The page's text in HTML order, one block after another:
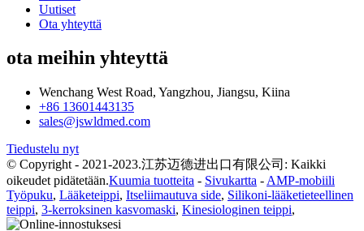
Uutiset
Ota yhteyttä
ota meihin yhteyttä
Wenchang West Road, Yangzhou, Jiangsu, Kiina
+86 13601443135
sales@jswldmed.com
Tiedustelu nyt
© Copyright - 2021-2023.江苏迈德进出口有限公司: Kaikki
oikeudet pidätetään.Kuumia tuotteita - Sivukartta - AMP-mobiili
Työpuku, Lääketeippi, Itseliimautuva side, Silikoni-lääketieteellinen
teippi, 3-kerroksinen kasvomaski, Kinesiologinen teippi,